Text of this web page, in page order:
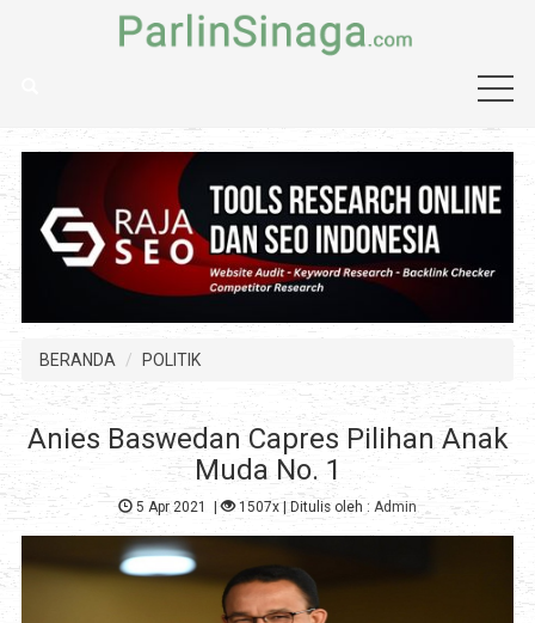
BERANDA POLITIK
Anies Baswedan Capres Pilihan Anak
Muda No. 1
5 Apr 2021 | 1507x| Ditulis oleh : Admin